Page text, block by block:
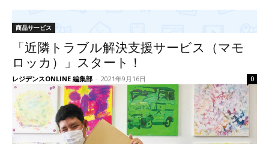
商品サービス
「近隣トラブル解決支援サービス（マモ
ロッカ）」スタート！
レジデンスONLINE 編集部 - 2021年9月16日 0